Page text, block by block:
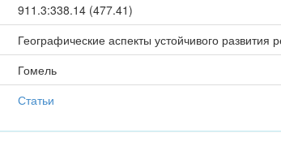
911.3:338.14 (477.41)
Географические аспекты устойчивого развития
Гомель
Статьи